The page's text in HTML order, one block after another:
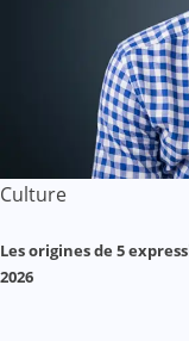
Culture
Les origines de 5
2026